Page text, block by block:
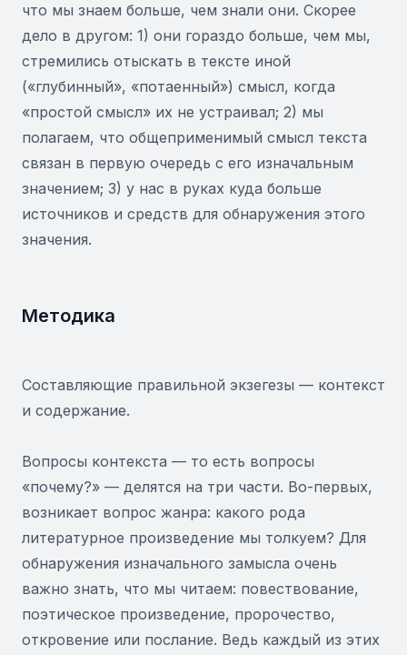
что мы знаем больше, чем знали они. Скорее
дело в другом: 1) они гораздо больше, чем мы,
стремились отыскать в тексте иной
(«глубинный», «потаенный») смысл, когда
«простой смысл» их не устраивал; 2) мы
полагаем, что общеприменимый смысл текста
связан в первую очередь с его изначальным
значением; 3) у нас в руках куда больше
источников и средств для обнаружения этого
значения.
Методика
Составляющие правильной экзегезы — контекст
и содержание.
Вопросы контекста — то есть вопросы
«почему?» — делятся на три части. Во-первых,
возникает вопрос жанра: какого рода
литературное произведение мы толкуем? Для
обнаружения изначального замысла очень
важно знать, что мы читаем: повествование,
поэтическое произведение, пророчество,
откровение или послание. Ведь каждый из этих